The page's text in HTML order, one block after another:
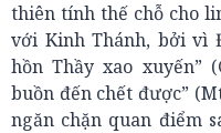
thiên tính thế chỗ cho
với Kinh Thánh, bởi vì
hồn Thầy xao xuyến”
buồn đến chết được”
ngăn chặn quan điểm